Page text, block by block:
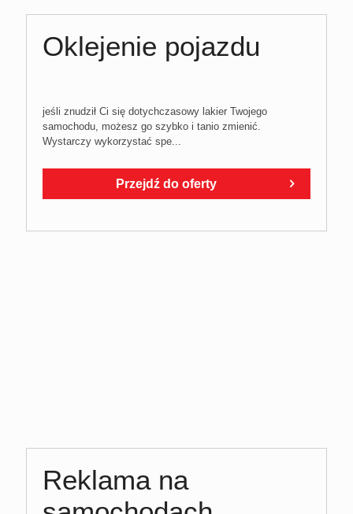
Oklejenie pojazdu
jeśli znudził Ci się dotychczasowy lakier Twojego
samochodu, możesz go szybko i tanio zmienić.
Wystarczy wykorzystać spe...
Przejdź do oferty
Reklama na